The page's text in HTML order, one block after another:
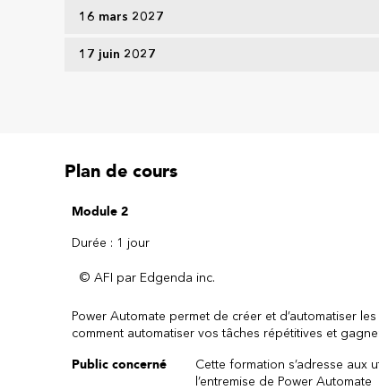
16 mars 2027
17 juin 2027
Plan de cours
Module 2
Durée : 1 jour
© AFI par Edgenda inc.
Power Automate permet de créer et d’automatiser
comment automatiser vos tâches répétitives et
Public concerné
Cette formation s’adresse aux
l’entremise de Power Automate